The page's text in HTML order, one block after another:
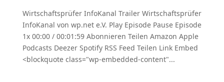
Wirtschaftsprüfer InfoKanal Trailer Wirtschaftsprüfer
InfoKanal von wp.net e.V. Play Episode Pause Episode
1x 00:00 / 00:01:59 Abonnieren Teilen Amazon Apple
Podcasts Deezer Spotify RSS Feed Teilen Link Embed
<blockquote class="wp-embedded-content"...